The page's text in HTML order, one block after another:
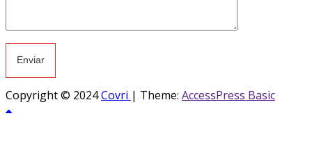
Copyright © 2024Covri | Theme: AccessPress Basic